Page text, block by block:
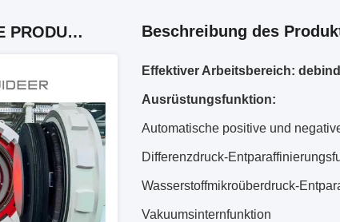
VERWANDTE PRODUKTE Beschreibung des
Effektiver Arbeitsbereich:
Ausrüstungsfunktion:
Automatische positive und
Differenzdruck-
Wasserstoffmikroüberdruck-
Vakuumsinternfunktion